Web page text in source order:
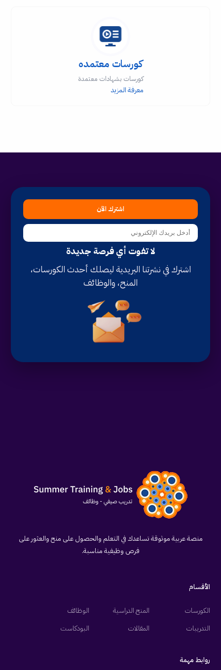
كورسات معتمده
كورسات بشهادات معتمدة
معرفة المزيد
اشترك الآن
لا تفوت أي فرصة جديدة
اشترك في نشرتنا البريدية ليصلك أحدث الكورسات،
المنح، والوظائف
منصة عربية موثوقة تساعدك في التعلم والحصول على منح والعثور على
فرص وظيفية مناسبة.
الأقسام
الكورسات المنح الدراسية
الوظائف
التدريبات
المقالات البودكاست
روابط مهمة